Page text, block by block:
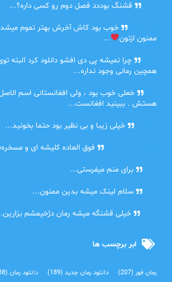
قشنگ بوددد فصل دوم رو کسی داره؟...
خوب بود کاش آخرش بهتر تموم
ممنون ازتون
...
چرا نمیشه پی دی افشو دانلود کرد البته
همچین رمانی وجود نداره...
خعلی خوب بود ، ولی افغانستانی اسم
هستش . ببینید افغانست...
خیلی زیبا و بی نظیر بود حتما بخونید...
فوق العاده کلیشه ای و
برای منم میفرستی...
سلام لینک میشه بدین ممنون...
خیلی قشنگه میشه رمان دژخیمشم
ابر برچسب ها
رمان فور(207) دانلود رمان جدید(189) دانلود رمان(188)